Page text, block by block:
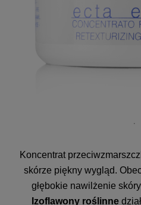
Koncentrat
skórze piękny wygląd.
głębokie nawilżenie
Izoflawony roślinne